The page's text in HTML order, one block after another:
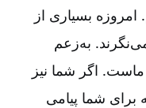
بسیاری از
به‌‌زعم
ماست. اگر شما نیز
برای شما پیامی